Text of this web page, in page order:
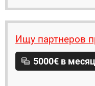
Ищу партнеров
5000€ в месяц